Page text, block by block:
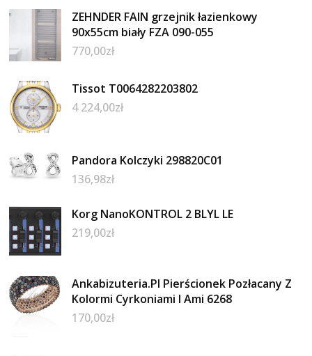
ZEHNDER FAIN grzejnik łazienkowy
90x55cm biały FZA 090-055
770,00zł
Tissot T0064282203802
4 224,00zł
Pandora Kolczyki 298820C01
136,98zł
Korg NanoKONTROL 2 BLYL LE
219,00zł
Ankabizuteria.Pl Pierścionek Pozłacany Z
Kolormi Cyrkoniami I Ami 6268
170,00zł